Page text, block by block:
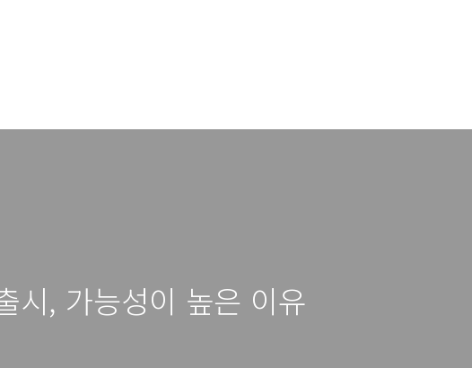
시, 가능성이 높은 이유